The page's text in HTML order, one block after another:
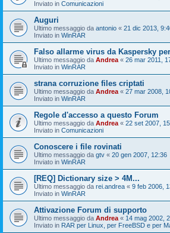
Inviato in Comunicazioni
Auguri
Ultimo messaggio da antonio « 21 dic 2013,
Inviato in WinRAR
Falso allarme virus da Kaspersky
Ultimo messaggio da Andrea « 26 mar 2011,
Inviato in WinRAR
strana corruzione files criptati
Ultimo messaggio da Andrea « 27 mar 2008,
Inviato in WinRAR
Regole d'accesso a questo Forum
Ultimo messaggio da Andrea « 22 set 2007,
Inviato in Comunicazioni
Conoscere i file rovinati
Ultimo messaggio da gtv « 20 gen 2007, 12:36
Inviato in WinRAR
[REQ] Dictionary size > 4M...
Ultimo messaggio da rei.andrea « 9 feb 2006,
Inviato in WinRAR
Attivazione Forum di supporto
Ultimo messaggio da Andrea « 14 mag 2002,
Inviato in RAR per Linux, per FreeBSD e per